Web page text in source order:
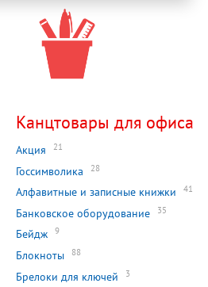
Канцтовары для офиса
Акция 21
Госсимволика 28
Алфавитные и записные книжки 41
Банковское оборудование 35
Бейдж 9
Блокноты 88
Брелоки для ключей 3